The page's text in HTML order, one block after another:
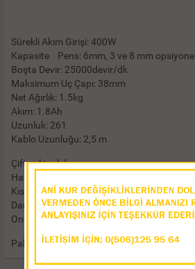
Sürekli Akım Girişi: 400W
Kapasite Pens: 6mm, 3 ve 8 mm opsiyonel
Boşta Devir: 25000devir/dk
Maksimum Uç Çapı: 38mm
Net Ağırlık: 1.5kg
Akım: 1.8Ah
Uzunluk: 261
Kablo Uzunluğu: 2,5 m
Çift yalıtımlıdır.
Hafif çapak taşlama işleri için idealdir.
Kısa şaftlıdır.
Dar alanlarda çalışmak için uygundur.
On-Off tetik mekanizması vardır.
Paket İçeriği: 2 adet anahtar